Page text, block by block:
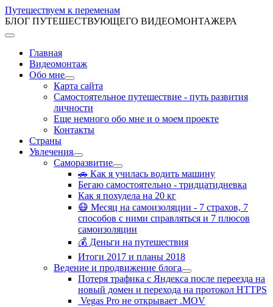
Путешествуем к переменам
БЛОГ ПУТЕШЕСТВУЮЩЕГО ВИДЕОМОНТАЖЕРА
Главная
Видеомонтаж
Обо мне
Карта сайта
Самостоятельное путешествие - путь развития
личности
Еще немного обо мне и о моем проекте
Контакты
Страны
Увлечения
Саморазвитие
🚗 Как я училась водить машину
Бегаю самостоятельно - тридцатидневка
Как я похудела на 20 кг
😷 Месяц на самоизоляции - 7 страхов, 7
способов с ними справляться и 7 плюсов
самоизоляции
💰 Деньги на путешествия
Итоги 2017 и планы 2018
Ведение и продвижение блога
Потеря трафика с Яндекса после переезда на
новый домен и перехода на протокол HTTPS
Vegas Pro не открывает .MOV